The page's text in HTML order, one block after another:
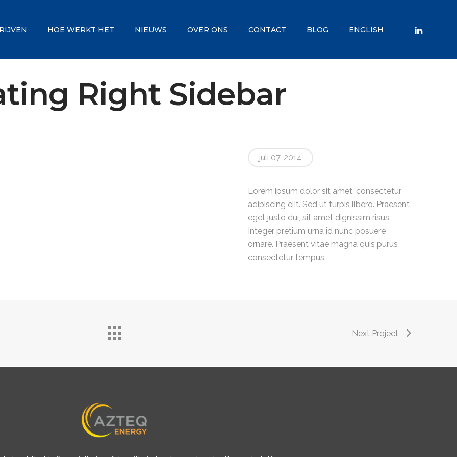
HOE WERKT HET NIEUWS OVER ONS CONTACT BLOG ENGLISH
Right Sidebar
juli 07, 2014
Lorem ipsum dolor sit amet, consectetur
adipiscing elit. Sed ut turpis libero. Praesent
eget justo dui, sit amet dignissim risus.
Integer pretium urna id nunc posuere
ornare. Praesent vitae magna quis purus
consectetur tempus.
Next Project